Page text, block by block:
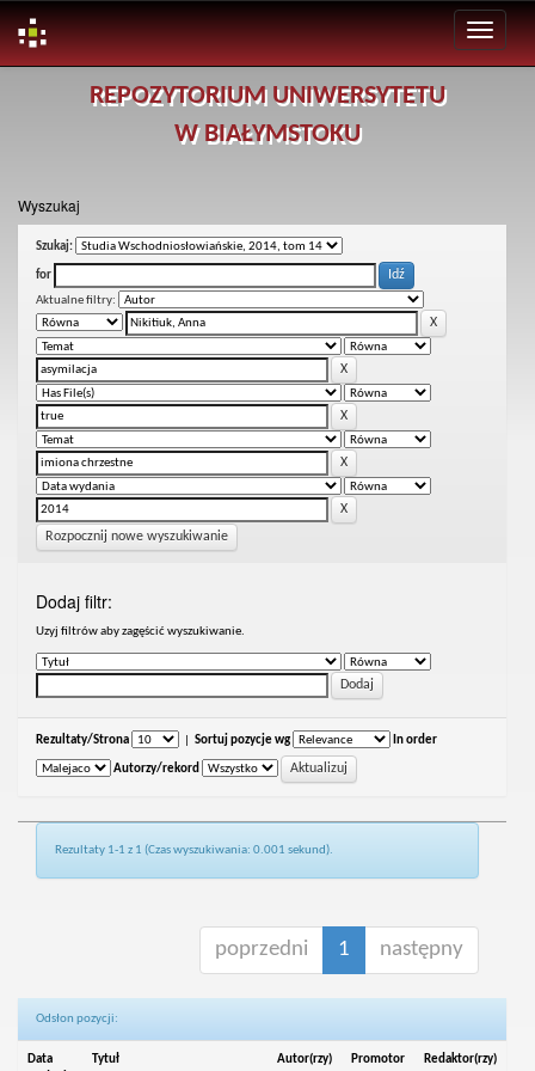
REPOZYTORIUM UNIWERSYTETU
W BIAŁYMSTOKU
Wyszukaj
Szukaj:
for
Aktualne filtry:
Rozpocznij nowe wyszukiwanie
Dodaj filtr:
Uzyj filtrów aby zagęścić wyszukiwanie.
Rezultaty/Strona Sortuj pozycje wg In order
Autorzy/rekord
Rezultaty 1-1 z 1 (Czas wyszukiwania: 0.001 sekund).
poprzedni 1 następny
Odsłon pozycji:
Data Tytuł Autor(rzy) Promotor Redaktor(rzy)